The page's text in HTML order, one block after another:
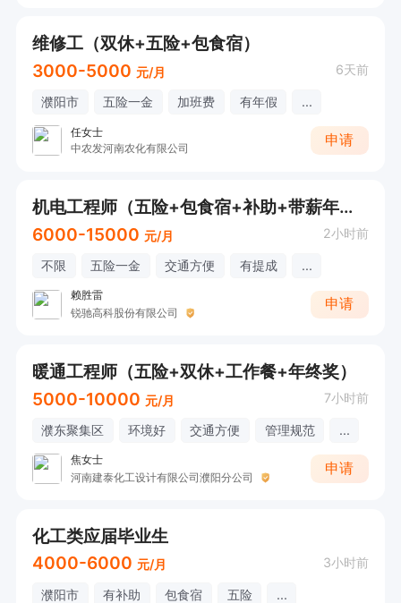
维修工（双休+五险+包食宿）
3000-5000 元/月 6天前
濮阳市 五险一金 加班费 有年假 ...
任女士
中农发河南农化有限公司
申请
机电工程师（五险+包食宿+补助+带薪年假）
6000-15000 元/月 2小时前
不限 五险一金 交通方便 有提成 ...
赖胜雷
锐驰高科股份有限公司
申请
暖通工程师（五险+双休+工作餐+年终奖）
5000-10000 元/月 7小时前
濮东聚集区 环境好 交通方便 管理规范 ...
焦女士
河南建泰化工设计有限公司濮阳分公司
申请
化工类应届毕业生
4000-6000 元/月 3小时前
濮阳市 有补助 包食宿 五险 ...